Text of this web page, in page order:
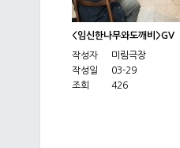
<임신한나무와도깨비>GV
작성자
미림극장
작성일
03-29
조회
426